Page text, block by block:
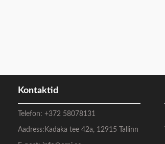
Kontaktid
Telefon:+372 58078131
Aadress: Kadaka tee 42a, 12915 Tallinn